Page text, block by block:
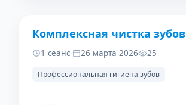
ДО
Комплексная чистка зубов
1 сеанс· 26 марта 2026 25
Профессиональная гигиена зубов